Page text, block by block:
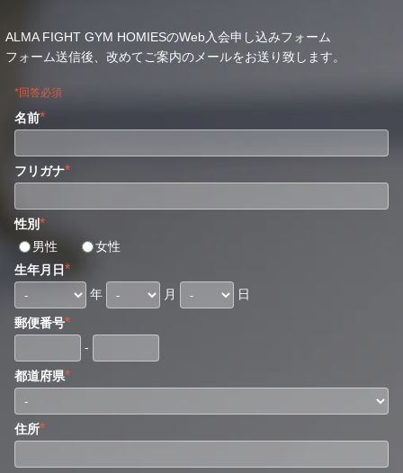
ALMA FIGHT GYM HOMIESのWeb入会申し込みフォーム
フォーム送信後、改めてご案内のメールをお送り致します。
*回答必須
名前*
フリガナ*
性別*
男性
女性
生年月日*
年 月 日
郵便番号*
-
都道府県*
住所*